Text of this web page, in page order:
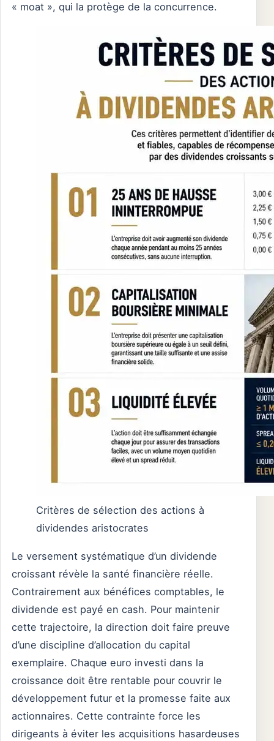
« moat », qui la protège de la concurrence.
Critères de sélection des actions à
dividendes aristocrates
Le versement systématique d’un dividende
croissant révèle la santé financière réelle.
Contrairement aux bénéfices comptables, le
dividende est payé en cash. Pour maintenir
cette trajectoire, la direction doit faire preuve
d’une discipline d’allocation du capital
exemplaire. Chaque euro investi dans la
croissance doit être rentable pour couvrir le
développement futur et la promesse faite aux
actionnaires. Cette contrainte force les
dirigeants à éviter les acquisitions hasardeuses